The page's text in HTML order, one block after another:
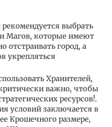
выбрать
Магов, которые имеют
отстраивать город, а
укрепляться
Хранителей,
важно, чтобы
ресурсов!.
условий заключается в
Крошечного размере,